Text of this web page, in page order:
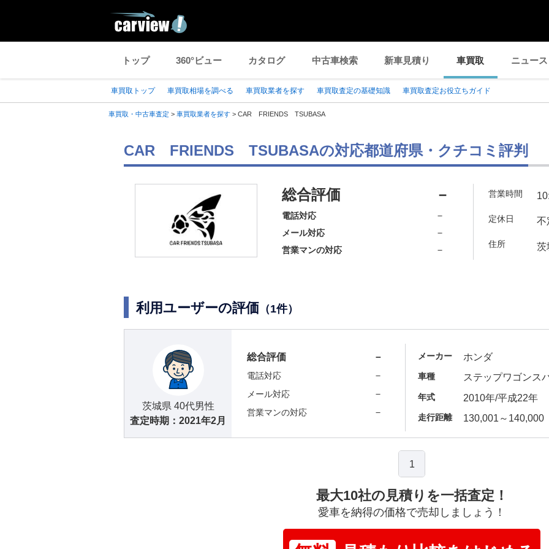
トップ 360°ビュー カタログ 中古車検索 新車見積り 車買取 ニュース
車買取トップ 車買取相場を調べる 車買取業者を探す 車買取査定の基礎知識 車買取査定お役立ちガイド
車買取・中古車査定 > 車買取業者を探す > CAR FRIENDS TSUBASA
CAR FRIENDS TSUBASAの対応都道府県・クチコミ評判
総合評価 －
電話対応 －
メール対応 －
営業マンの対応 －
営業時間
定休日 不
住所 茨
利用ユーザーの評価 （1件）
茨城県 40代男性
査定時期： 2021年2月
総合評価 －
電話対応 －
メール対応 －
営業マンの対応 －
メーカー ホンダ
車種 ステップワゴンス
年式 2010年/平成22年
走行距離 130,001～140,000
1
最大10社の見積りを一括査定！
愛車を納得の価格で売却しましょう！